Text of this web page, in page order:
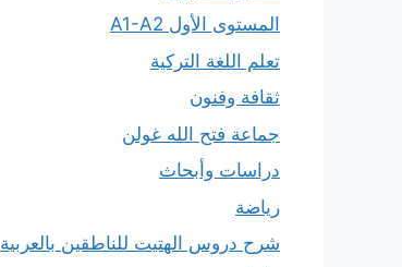
المستوى الأول A1-A2
تعلم اللغة التركية
ثقافة وفنون
جماعة فتح الله غولن
دراسات وأبحاث
رياضة
شرح دروس الهتيت للناطقين بالعربية